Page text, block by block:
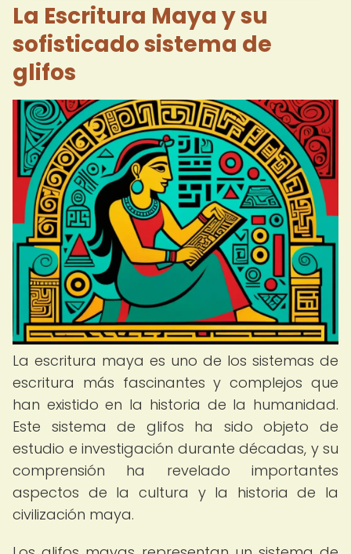
La Escritura Maya y su
sofisticado sistema de
glifos
La escritura maya es uno de los sistemas de
escritura más fascinantes y complejos que
han existido en la historia de la humanidad.
Este sistema de glifos ha sido objeto de
estudio e investigación durante décadas, y su
comprensión ha revelado importantes
aspectos de la cultura y la historia de la
civilización maya.